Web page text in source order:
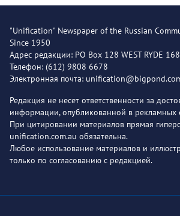
"Unification" Newspaper of the Russian
Since 1950
Адрес редакции: PO Box 128 WEST RYDE
Телефон: (612) 9808 6678
Электронная почта:
Редакция не несет ответственности за
информации, опубликованной в рекламных
При цитировании материалов прямая
unification.com.au обязательна.
Любое использование материалов и
только по согласованию с редакцией.